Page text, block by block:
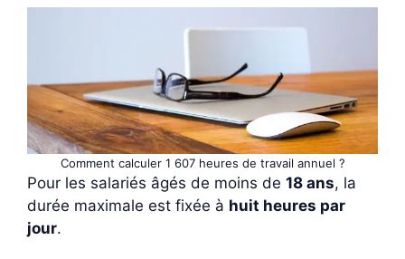
Comment calculer 1 607 heures de travail annuel ?
Pour les salariés âgés de moins de 18 ans, la
durée maximale est fixée à huit heures par
jour.